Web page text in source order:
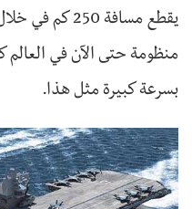
منظومة حتى الآن في العالم
بسرعة كبيرة مثل هذا.